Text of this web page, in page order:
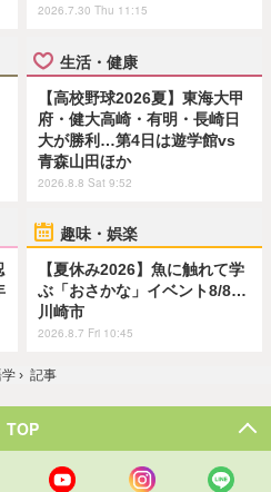
2026.7.30 Thu 11:15
生活・健康
【高校野球2026夏】東海大甲
府・健大高崎・有明・長崎日
大が勝利…第4日は遊学館vs
青森山田ほか
2026.8.8 Sat 9:52
趣味・娯楽
【夏休み2026】魚に触れて学
ぶ「おさかな」イベント8/8…
川崎市
2026.8.7 Fri 10:45
学 › 記事
TOP